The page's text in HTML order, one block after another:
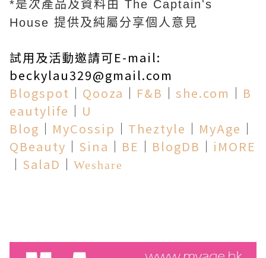
*是次產品及資料由 The Captain's
House 提供及純屬分享個人意見
試用及活動邀請可E-mail:
beckylau329@gmail.com
Blogspot │ Qooza │ F&B │ she.com │ B
eautylife │ U
Blog │ MyCossip │ Theztyle │ MyAge │
QBeauty │ Sina │ BE │ BlogDB │ iMORE
│ SalaD │ Weshare